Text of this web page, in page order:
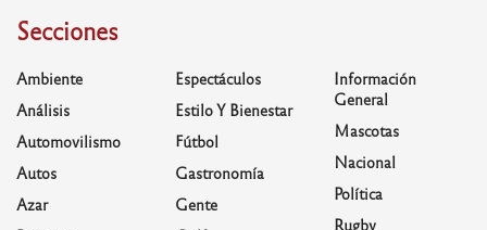
Secciones
Ambiente
Análisis
Automovilismo
Autos
Azar
Espectáculos
Estilo Y Bienestar
Fútbol
Gastronomía
Gente
Información
General
Mascotas
Nacional
Política
Rugby